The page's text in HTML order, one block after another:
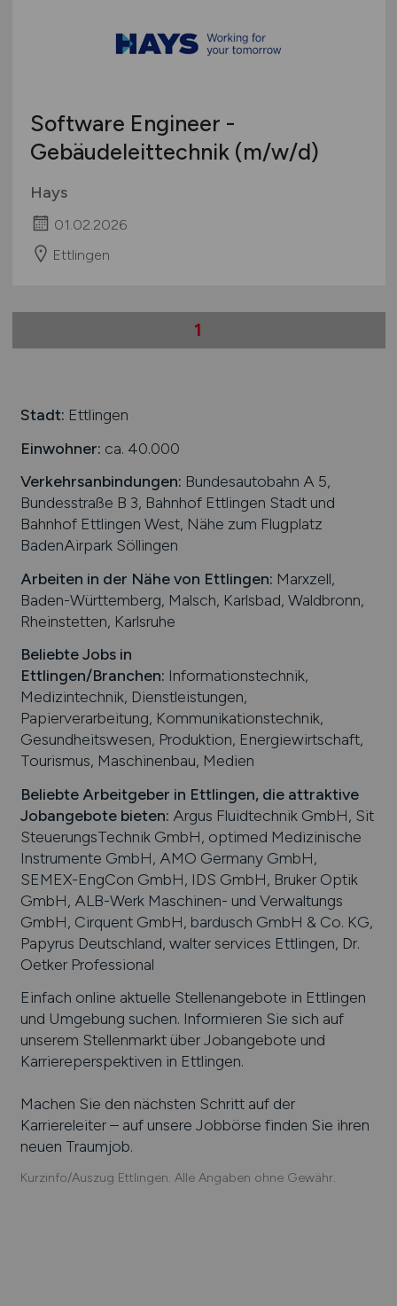
Software Engineer -
Gebäudeleittechnik (m/w/d)
Hays
01.02.2026
Ettlingen
1
Stadt: Ettlingen
Einwohner: ca. 40.000
Verkehrsanbindungen: Bundesautobahn A 5,
Bundesstraße B 3, Bahnhof Ettlingen Stadt und
Bahnhof Ettlingen West, Nähe zum Flugplatz
BadenAirpark Söllingen
Arbeiten in der Nähe von Ettlingen: Marxzell,
Baden-Württemberg, Malsch, Karlsbad, Waldbronn,
Rheinstetten, Karlsruhe
Beliebte Jobs in
Ettlingen/Branchen: Informationstechnik,
Medizintechnik, Dienstleistungen,
Papierverarbeitung, Kommunikationstechnik,
Gesundheitswesen, Produktion, Energiewirtschaft,
Tourismus, Maschinenbau, Medien
Beliebte Arbeitgeber in Ettlingen, die attraktive
Jobangebote bieten: Argus Fluidtechnik GmbH, Sit
SteuerungsTechnik GmbH, optimed Medizinische
Instrumente GmbH, AMO Germany GmbH,
SEMEX-EngCon GmbH, IDS GmbH, Bruker Optik
GmbH, ALB-Werk Maschinen- und Verwaltungs
GmbH, Cirquent GmbH, bardusch GmbH & Co. KG,
Papyrus Deutschland, walter services Ettlingen, Dr.
Oetker Professional
Einfach online aktuelle Stellenangebote in Ettlingen
und Umgebung suchen. Informieren Sie sich auf
unserem Stellenmarkt über Jobangebote und
Karriereperspektiven in Ettlingen.
Machen Sie den nächsten Schritt auf der
Karriereleiter – auf unsere Jobbörse finden Sie ihren
neuen Traumjob.
Kurzinfo/Auszug Ettlingen. Alle Angaben ohne Gewähr.